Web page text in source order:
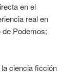
en el
real en
Podemos;
ciencia ficción